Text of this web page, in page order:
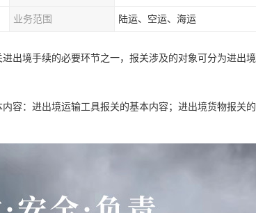
业务范围 陆运、空运、海运
出境手续的必要环节之一，报关涉及的对象可分为进出
容：进出境运输工具报关的基本内容；进出境货物报关